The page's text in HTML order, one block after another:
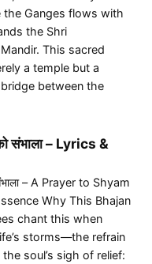
the Ganges flows with
the Shri
This sacred
a temple but a
between the
संभाला – Lyrics &
– A Prayer to Shyam
Why This Bhajan
chant this when
storms—the refrain
the soul’s sigh of relief: